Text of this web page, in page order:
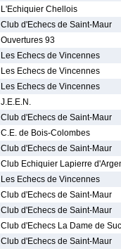
L'Echiquier Chellois
Club d'Echecs de Saint-Maur
Ouvertures 93
Les Echecs de Vincennes
Les Echecs de Vincennes
Les Echecs de Vincennes
J.E.E.N.
Club d'Echecs de Saint-Maur
C.E. de Bois-Colombes
Club d'Echecs de Saint-Maur
Club Echiquier Lapierre
Les Echecs de Vincennes
Club d'Echecs de Saint-Maur
Club d'Echecs de Saint-Maur
Club d'Echecs La Dame de
Club d'Echecs de Saint-Maur